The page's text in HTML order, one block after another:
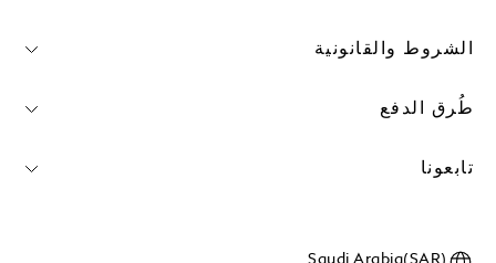
طُرق الدفع
تابعونا
الشروط والقانونية
Saudi Arabia(SAR)